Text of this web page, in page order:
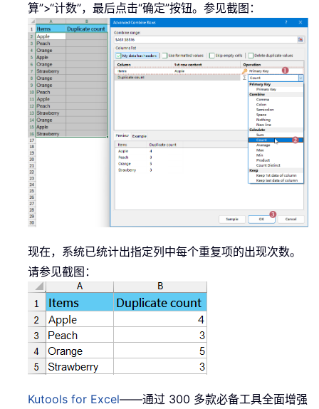
算”>“计数”，最后点击“确定”按钮。参见截图：
现在，系统已统计出指定列中每个重复项的出现次数。
请参见截图：
Kutools for Excel——通过 300 多款必备工具全面增强